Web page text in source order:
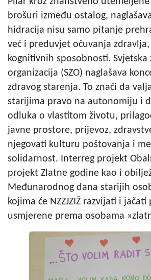
brošuri između ostalog,
hidracija nisu samo pitanje
već i preduvjet očuvanja
kognitivnih sposobnosti. Svjetska
organizacija (SZO) naglašava
zdravog starenja. To znači da
starijima pravo na autonomiju i
odluka o vlastitom životu,
javne prostore, prijevoz,
njegovati kulturu poštovanja i
solidarnost. Interreg projekt
projekt Zlatne godine kao i
Međunarodnog dana starijih
kojima će NZZJZIŽ razvijati i
usmjerene prema osobama